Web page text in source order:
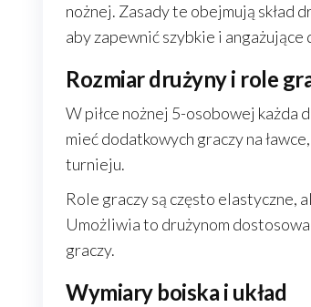
nożnej. Zasady te obejmują skład
aby zapewnić szybkie i angażujące
Rozmiar drużyny i role
W piłce nożnej 5-osobowej każda
mieć dodatkowych graczy na
turnieju.
Role graczy są często elastyczne,
Umożliwia to drużynom
graczy.
Wymiary boiska i układ